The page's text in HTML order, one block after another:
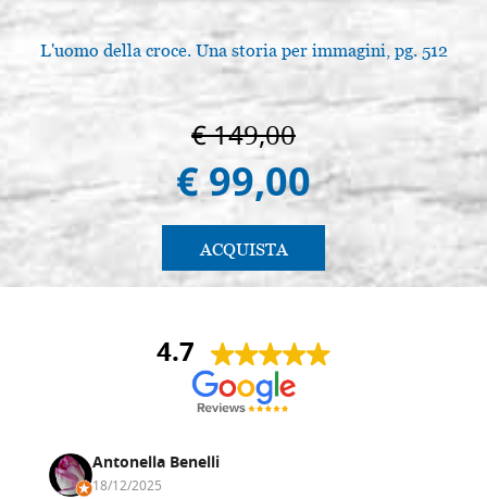
L'uomo della croce. Una storia per immagini, pg. 512
€ 149,00
€ 99,00
ACQUISTA
4.7
Antonella Benelli
18/12/2025